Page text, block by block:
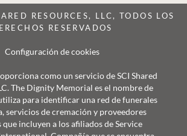
RESOURCES, LLC, TODOS LOS
RESERVADOS
Configuración de cookies
como un servicio de SCI Shared
The Dignity Memorial es el nombre de
para identificar una red de funerales
servicios de cremación y proveedores
incluyen a los afiliados de Service